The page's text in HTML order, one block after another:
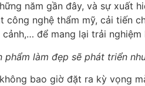
năm gần đây, và sự xuất
nghệ thẩm mỹ, cải tiến
để mang lại trải nghiệm
làm đẹp sẽ phát triển
bao giờ đặt ra kỳ vọng